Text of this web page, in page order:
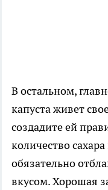
В остальном,
капуста живет
создадите ей
количество
обязательно
вкусом. Хорошая